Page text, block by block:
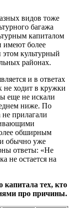
видов тоже
багажа
капиталом
имеют более
культурный
районах.
и в ответах
не ходит в кружки
еще не искали
ниже. По
не прилагали
обширным
обычно уже
ответы: «Не
не остается на
капитала тех, кто
про причины.